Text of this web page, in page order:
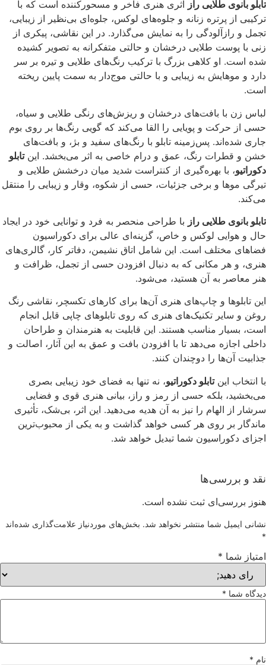
تابلو بانوی طلایی راز اثری هنری فاخر و مسحورکننده است که با
ترکیبی از پرتره زنانه و جلوه‌های لوکس، جلوه‌ای بی‌نظیر از زیبایی،
تجمل و رازآلودگی را به نمایش می‌گذارد. در این نقاشی، پیکری از
زنی با پوست طلایی درخشان و حالتی متفکرانه به تصویر کشیده
شده است. او کلاهی بزرگ با ترکیب رنگ‌های طلایی و تیره بر سر
دارد و موهایش به زیبایی و با حالتی موج‌دار به سمت پایین ریخته
است.
لباس زن با بافت‌های درخشان و ریزش‌های رنگی طلایی و سیاه،
حسی از حرکت و پویایی را القا می‌کند که گویی رنگ‌ها بر روی بوم
جاری شده‌اند. پس‌زمینه تابلو با رنگ‌های سفید و بژ، و بافت‌های
خشن و قطرات رنگ، عمق و درام خاصی به اثر می‌بخشد. اینتابلو
دکوراتیو، با بهره‌گیری از کنتراست شدید میان درخشش طلایی و
تیرگی موها و برخی جزئیات، حسی از شکوه، وقار و زیبایی را منتقل
می‌کند.
تابلو بانوی طلایی راز با طراحی منحصر به فرد و توانایی خود در ایجاد
حال و هوایی لوکس و خاص، گزینه‌ای عالی برای دکوراسیون
فضاهای مختلف است. این شامل اتاق نشیمن، دفاتر کار، گالری‌های
هنری، و هر مکانی که به دنبال افزودن حسی از تجمل، ظرافت و
هنر معاصر به آن هستید، می‌شود.
این تابلوها و چاپ‌های هنری آن‌ها برای کارهای تکسچر، نقاشی رنگ
روغن و سایر تکنیک‌های هنری که روی تابلوهای چاپی قابل انجام
است، بسیار مناسب هستند. این قابلیت به هنرمندان و طراحان
داخلی اجازه می‌دهد تا با افزودن بافت و عمق به این آثار، اصالت و
جذابیت آن‌ها را دوچندان کنند.
با انتخاب اینتابلو دکوراتیو، نه تنها به فضای خود زیبایی بصری
می‌بخشید، بلکه حسی از رمز و راز، بیانی هنری قوی و فضایی
سرشار از الهام را نیز به آن هدیه می‌دهید. این اثر، بی‌شک، تأثیری
ماندگار بر روی هر کسی خواهد گذاشت و به یکی از محبوب‌ترین
اجزای دکوراسیون شما تبدیل خواهد شد.
نقد و بررسی‌ها
هنوز بررسی‌ای ثبت نشده است.
نشانی ایمیل شما منتشر نخواهد شد. بخش‌های موردنیاز علامت‌گذاری شده‌اند
*
امتیاز شما *
دیدگاه شما *
نام *